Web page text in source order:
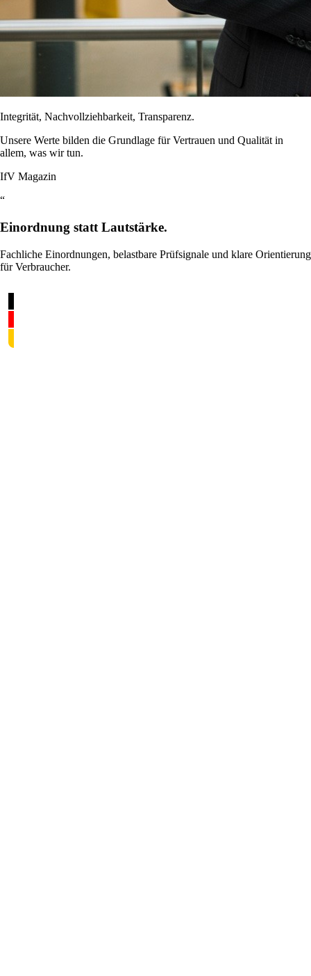
Integrität, Nachvollziehbarkeit, Transparenz.
Unsere Werte bilden die Grundlage für Vertrauen und Qualität in
allem, was wir tun.
IfV Magazin
“
Einordnung statt Lautstärke.
Fachliche Einordnungen, belastbare Prüfsignale und klare Orientierung
für Verbraucher.